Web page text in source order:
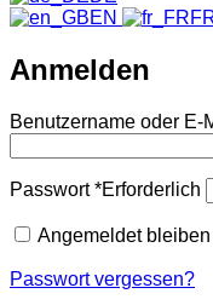
EN
Anmelden
Benutzername oder E-
Passwort*Erforderlich
Angemeldet bleiben
Passwort vergessen?